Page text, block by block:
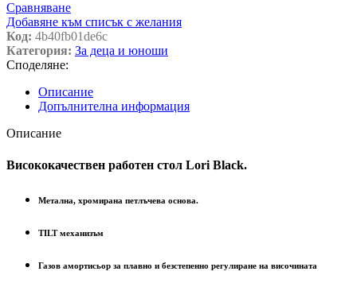
Сравняване
Добавяне към списък с желания
Код: 4b40fb01de6c
Категория: За деца и юноши
Споделяне:
Описание
Допълнителна информация
Описание
Висококачествен работен стол Lori Black.
Метална, хромирана петлъчева основа.
TILT механизъм
Газов амортисьор за плавно и безстепенно регулиране на височината